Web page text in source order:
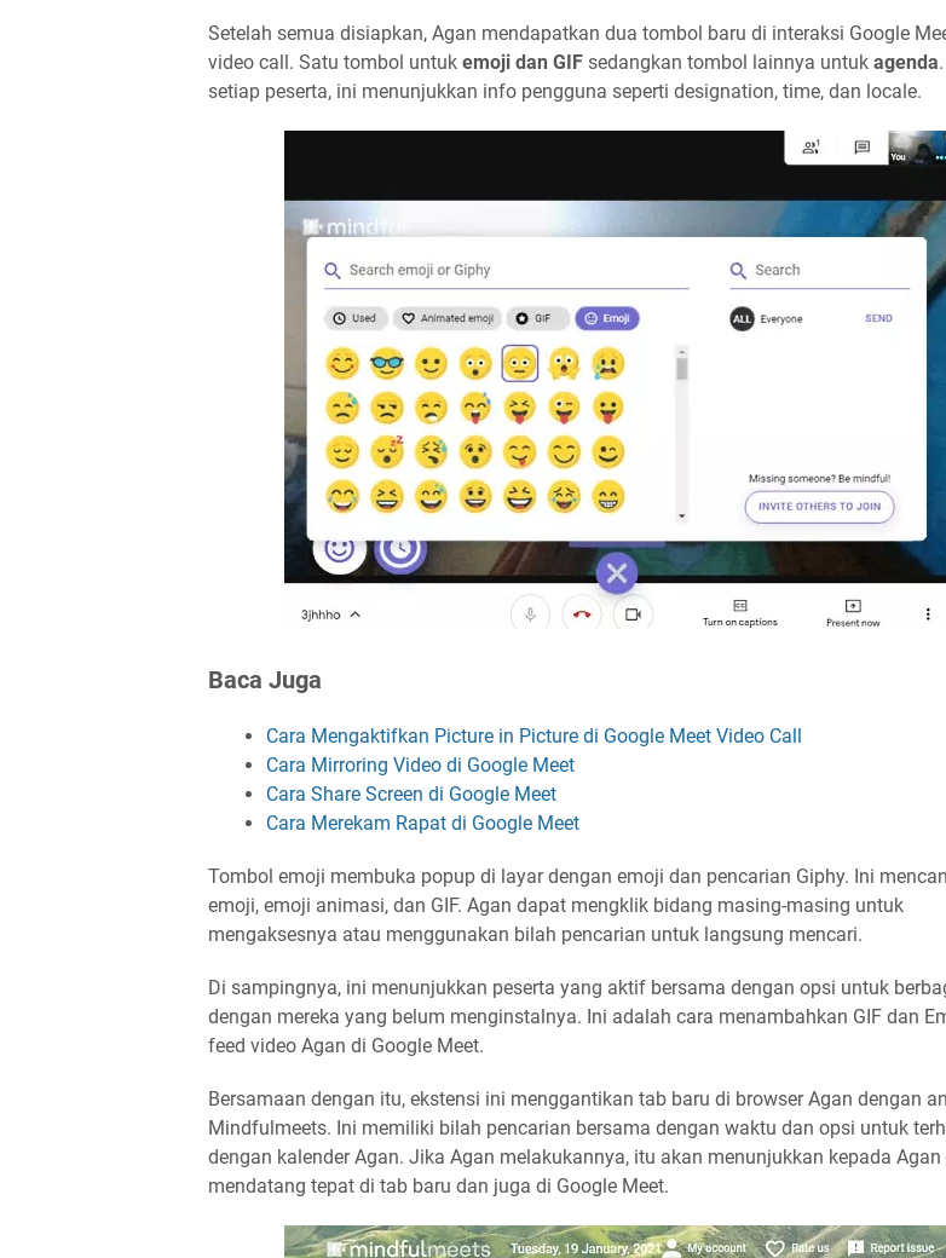
Setelah semua disiapkan, Agan mendapatkan dua tombol baru di interaksi Google
video call. Satu tombol untuk emoji dan GIF sedangkan tombol lainnya untuk agenda
setiap peserta, ini menunjukkan info pengguna seperti designation, time, dan locale.
Baca Juga
Cara Mengaktifkan Picture in Picture di Google Meet Video Call
Cara Mirroring Video di Google Meet
Cara Share Screen di Google Meet
Cara Merekam Rapat di Google Meet
Tombol emoji membuka popup di layar dengan emoji dan pencarian Giphy. Ini
emoji, emoji animasi, dan GIF. Agan dapat mengklik bidang masing-masing untuk
mengaksesnya atau menggunakan bilah pencarian untuk langsung mencari.
Di sampingnya, ini menunjukkan peserta yang aktif bersama dengan opsi untuk
dengan mereka yang belum menginstalnya. Ini adalah cara menambahkan GIF dan
feed video Agan di Google Meet.
Bersamaan dengan itu, ekstensi ini menggantikan tab baru di browser Agan dengan
Mindfulmeets. Ini memiliki bilah pencarian bersama dengan waktu dan opsi untuk
dengan kalender Agan. Jika Agan melakukannya, itu akan menunjukkan kepada Agan
mendatang tepat di tab baru dan juga di Google Meet.